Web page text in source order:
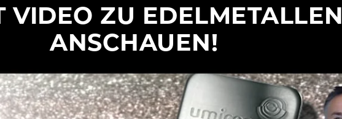
VIDEO ZU EDELMETALLEN
ANSCHAUEN!